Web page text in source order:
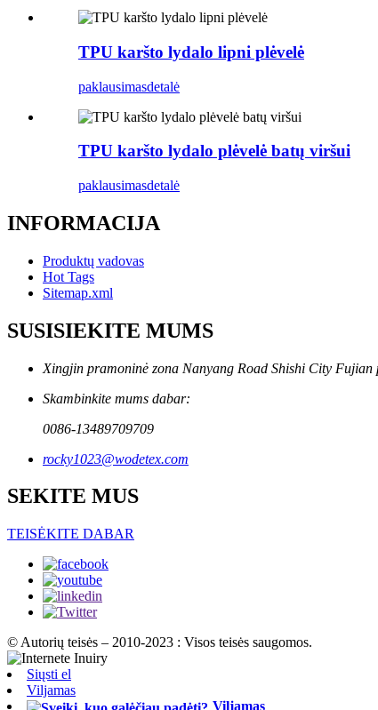
TPU karšto lydalo lipni plėvelė
paklausimasdetalė
TPU karšto lydalo plėvelė batų viršui
paklausimasdetalė
INFORMACIJA
Produktų vadovas
Hot Tags
Sitemap.xml
SUSISIEKITE MUMS
Xingjin pramoninė zona Nanyang Road Shishi City
Skambinkite mums dabar:
0086-13489709709
rocky1023@wodetex.com
SEKITE MUS
TEISĖKITE DABAR
© Autorių teisės – 2010-2023 : Visos teisės saugomos.
Siųsti el
Viljamas
Viljamas